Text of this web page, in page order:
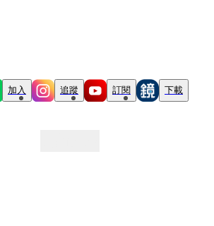
加入 追蹤 訂閱 下載